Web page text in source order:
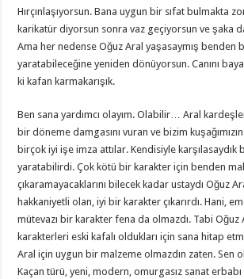
Hırçınlaşıyorsun. Bana uygun bir sıfat bulmakta
karikatür diyorsun sonra vaz geçiyorsun ve şaka
Ama her nedense Oğuz Aral yaşasaymış benden
yaratabileceğine yeniden dönüyorsun. Canını
ki kafan karmakarışık.
Ben sana yardımcı olayım. Olabilir… Aral
bir döneme damgasını vuran ve bizim
birçok iyi işe imza attılar. Kendisiyle
yaratabilirdi. Çok kötü bir karakter için benden
çıkaramayacaklarını bilecek kadar ustaydı Oğuz
hakkaniyetli olan, iyi bir karakter çıkarırdı. Hani,
mütevazı bir karakter fena da olmazdı. Tabi Oğuz
karakterleri eski kafalı oldukları için sana hitap
Aral için uygun bir malzeme olmazdın zaten. Sen
Kaçan türü, yeni, modern, omurgasız sanat